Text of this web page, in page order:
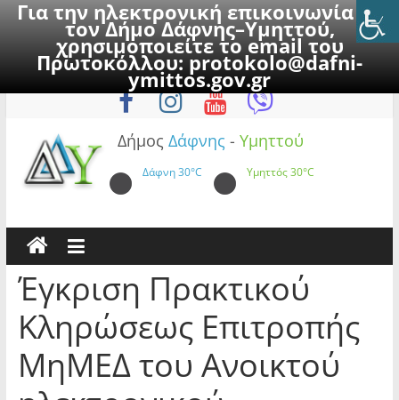
Για την ηλεκτρονική επικοινωνία με
τον Δήμο Δάφνης–Υμηττού,
χρησιμοποιείτε το email του
Πρωτοκόλλου:protokolo@dafni-
ymittos.gov.gr
to
Πέμπτη, 6 Αυγούστου 2026
Δήμος Δάφνης - Υμηττού
Δάφνη30°C Υμηττός30°C
Έγκριση Πρακτικού
Κληρώσεως Επιτροπής
ΜηΜΕΔ του Ανοικτού